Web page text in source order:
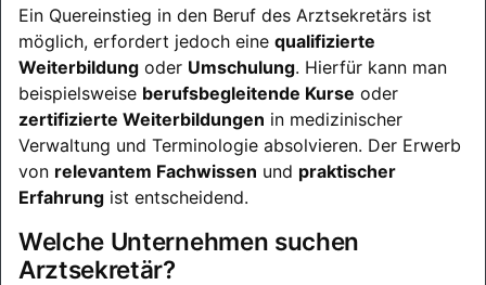
Ein Quereinstieg in den Beruf des Arztsekretärs ist
möglich, erfordert jedoch eine qualifizierte
Weiterbildung oder Umschulung. Hierfür kann man
beispielsweise berufsbegleitende Kurse oder
zertifizierte Weiterbildungen in medizinischer
Verwaltung und Terminologie absolvieren. Der Erwerb
von relevantem Fachwissen und praktischer
Erfahrung ist entscheidend.
Welche Unternehmen suchen
Arztsekretär?